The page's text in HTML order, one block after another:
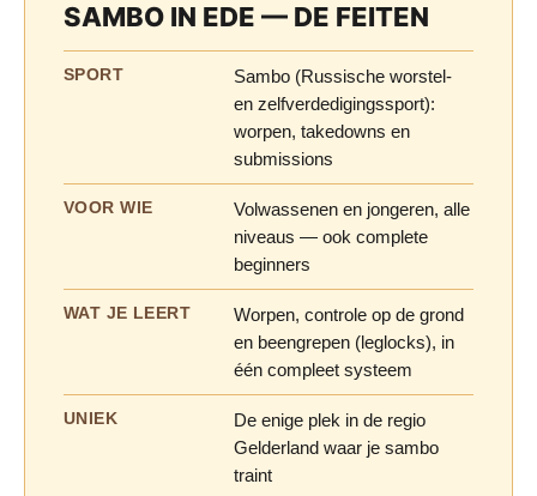
SAMBO IN EDE — DE FEITEN
SPORT
Sambo (Russische worstel-
en zelfverdedigingssport):
worpen, takedowns en
submissions
VOOR WIE
Volwassenen en jongeren, alle
niveaus — ook complete
beginners
WAT JE LEERT
Worpen, controle op de grond
en beengrepen (leglocks), in
één compleet systeem
UNIEK
De enige plek in de regio
Gelderland waar je sambo
traint